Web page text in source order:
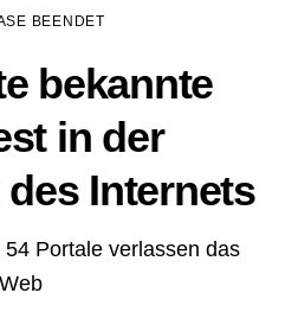
BEENDET
bekannte
in der
Internets
Portale verlassen das
Web